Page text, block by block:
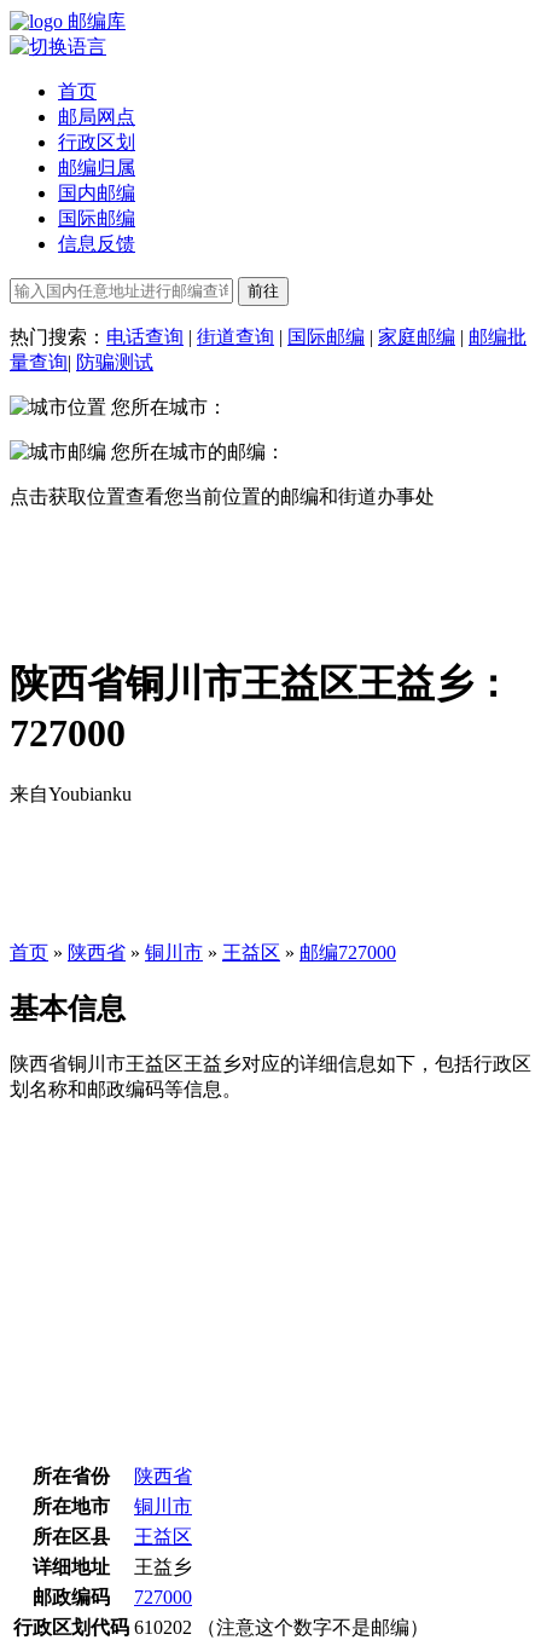
邮编库
首页
邮局网点
行政区划
邮编归属
国内邮编
国际邮编
信息反馈
热门搜索： 电话查询 | 街道查询 | 国际邮编 | 家庭邮编 | 邮编批
量查询| 防骗测试
您所在城市：
您所在城市的邮编：
点击获取位置查看您当前位置的邮编和街道办事处
陕西省铜川市王益区王益乡：
727000
来自Youbianku
首页 » 陕西省 » 铜川市 » 王益区 » 邮编727000
基本信息
陕西省铜川市王益区王益乡对应的详细信息如下，包括行政区
划名称和邮政编码等信息。
所在省份
陕西省
所在地市
铜川市
所在区县
王益区
详细地址
王益乡
邮政编码
727000
行政区划代码 610202 （注意这个数字不是邮编）